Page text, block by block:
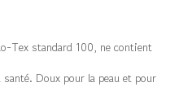
Tex standard 100, ne contient
Doux pour la peau et pour